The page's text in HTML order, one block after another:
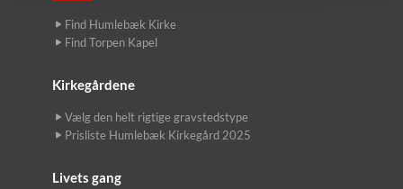
Find Humlebæk Kirke
Find Torpen Kapel
Kirkegårdene
Vælg den helt rigtige gravstedstype
Prisliste Humlebæk Kirkegård 2025
Livets gang